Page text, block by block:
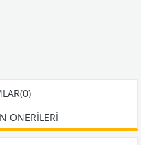
(0)
ÖNERILERI